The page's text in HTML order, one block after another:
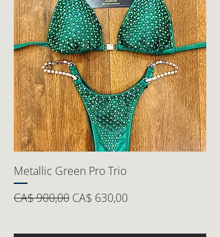
Metallic Green Pro Trio
Preço normal
CA$ 900,00 Preço promocional
CA$ 630,00